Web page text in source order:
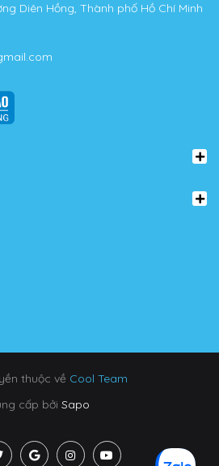
Diên Hồng, Thành phố Hồ Chí Minh
thuộc về Cool Team
cấp bởi Sapo